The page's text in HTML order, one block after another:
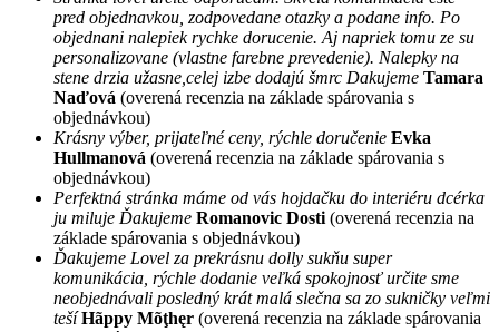
pred objednavkou, zodpovedane otazky a podane info. Po
objednani nalepiek rychke dorucenie. Aj napriek tomu ze su
personalizovane (vlastne farebne prevedenie). Nalepky na
stene drzia užasne,celej izbe dodajú šmrc Dakujeme Tamara
Naďová (overená recenzia na základe spárovania s
objednávkou)
Krásny výber, prijateľné ceny, rýchle doručenie Evka
Hullmanová (overená recenzia na základe spárovania s
objednávkou)
Perfektná stránka máme od vás hojdačku do interiéru dcérka
ju miluje Ďakujeme Romanovic Dosti (overená recenzia na
základe spárovania s objednávkou)
Ďakujeme Lovel za prekrásnu dolly sukňu super
komunikácia, rýchle dodanie veľká spokojnosť určite sme
neobjednávali posledný krát malá slečna sa zo sukničky veľmi
tešíHãppy Mõţhęr (overená recenzia na základe spárovania